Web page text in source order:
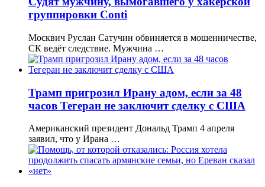
группировки Conti
Москвич Руслан Сатучин обвиняется в мошенничестве,
СК ведёт следствие. Мужчина …
Трамп пригрозил Ирану адом, если за 48
часов Тегеран не заключит сделку с США
Американский президент Дональд Трамп 4 апреля
заявил, что у Ирана …